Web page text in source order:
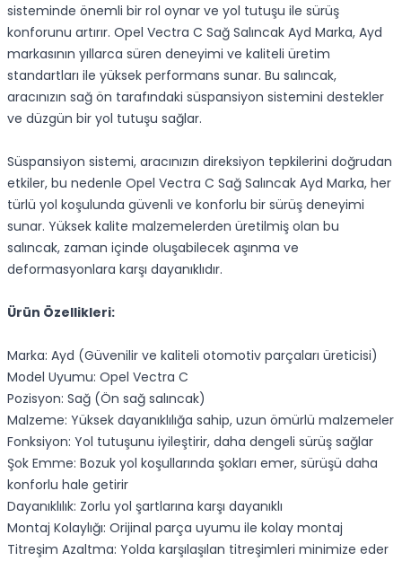
sisteminde önemli bir rol oynar ve yol tutuşu ile sürüş
konforunu artırır. Opel Vectra C Sağ Salıncak Ayd Marka, Ayd
markasının yıllarca süren deneyimi ve kaliteli üretim
standartları ile yüksek performans sunar. Bu salıncak,
aracınızın sağ ön tarafındaki süspansiyon sistemini destekler
ve düzgün bir yol tutuşu sağlar.
Süspansiyon sistemi, aracınızın direksiyon tepkilerini doğrudan
etkiler, bu nedenle Opel Vectra C Sağ Salıncak Ayd Marka, her
türlü yol koşulunda güvenli ve konforlu bir sürüş deneyimi
sunar. Yüksek kalite malzemelerden üretilmiş olan bu
salıncak, zaman içinde oluşabilecek aşınma ve
deformasyonlara karşı dayanıklıdır.
Ürün Özellikleri:
Marka: Ayd (Güvenilir ve kaliteli otomotiv parçaları üreticisi)
Model Uyumu: Opel Vectra C
Pozisyon: Sağ (Ön sağ salıncak)
Malzeme: Yüksek dayanıklılığa sahip, uzun ömürlü malzemeler
Fonksiyon: Yol tutuşunu iyileştirir, daha dengeli sürüş sağlar
Şok Emme: Bozuk yol koşullarında şokları emer, sürüşü daha
konforlu hale getirir
Dayanıklılık: Zorlu yol şartlarına karşı dayanıklı
Montaj Kolaylığı: Orijinal parça uyumu ile kolay montaj
Titreşim Azaltma: Yolda karşılaşılan titreşimleri minimize eder